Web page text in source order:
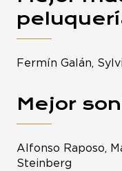
Fermín Galán,
Mejor
Alfonso Raposo,
Steinberg